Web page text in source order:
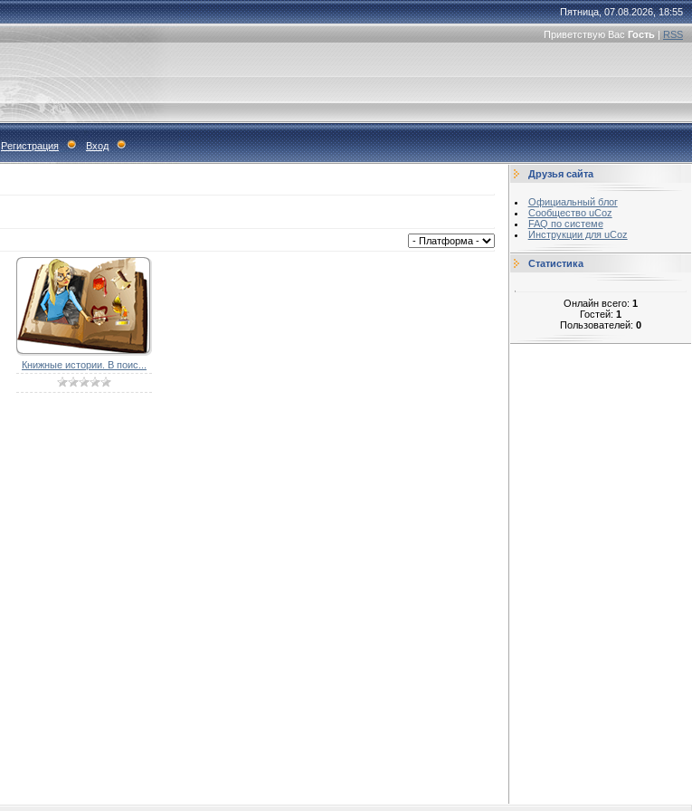
Пятница, 07.08.2026, 18:55
Приветствую Вас Гость | RSS
Регистрация Вход
Книжные истории. В поис...
Друзья сайта
Официальный блог
Сообщество uCoz
FAQ по системе
Инструкции для uCoz
Статистика
Онлайн всего: 1
Гостей: 1
Пользователей: 0